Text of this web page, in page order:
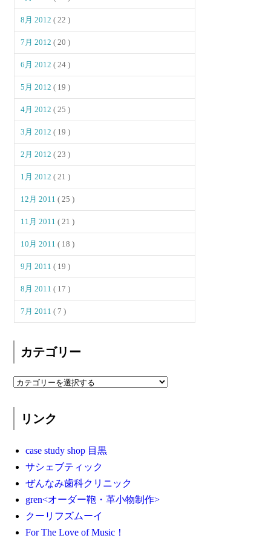
8月 2012( 22 )
7月 2012( 20 )
6月 2012( 24 )
5月 2012( 19 )
4月 2012( 25 )
3月 2012( 19 )
2月 2012( 23 )
1月 2012( 21 )
12月 2011( 25 )
11月 2011( 21 )
10月 2011( 18 )
9月 2011( 19 )
8月 2011( 17 )
7月 2011( 7 )
カテゴリー
リンク
case study shop 目黒
サシェブティック
ぜんなみ歯科クリニック
gren<オーダー鞄・革小物制作>
クーリフズムーイ
For The Love of Music！